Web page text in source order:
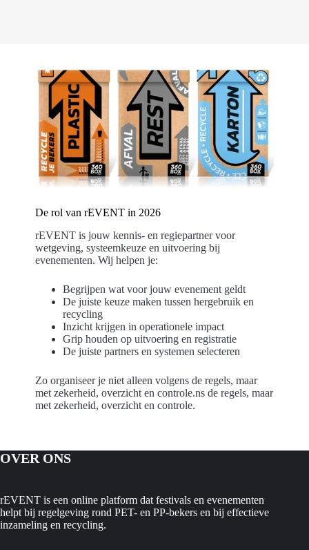
De rol van rEVENT in 2026
rEVENT is jouw kennis- en regiepartner voor
wetgeving, systeemkeuze en uitvoering bij
evenementen. Wij helpen je:
Begrijpen wat voor jouw evenement geldt
De juiste keuze maken tussen hergebruik en
recycling
Inzicht krijgen in operationele impact
Grip houden op uitvoering en registratie
De juiste partners en systemen selecteren
Zo organiseer je niet alleen volgens de regels, maar
met zekerheid, overzicht en controle.ns de regels, maar
met zekerheid, overzicht en controle.
OVER ONS
rEVENT is een online platform dat festivals en evenementen
helpt bij regelgeving rond PET- en PP-bekers en bij effectieve
inzameling en recycling.